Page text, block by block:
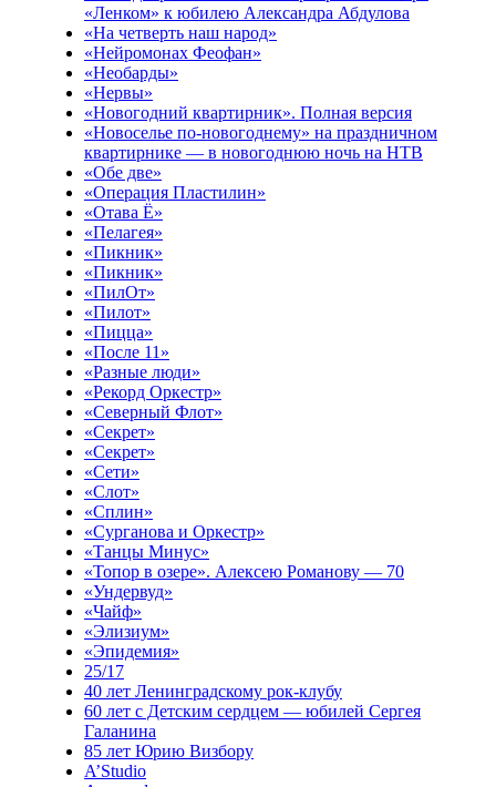
«Ленком» к юбилею Александра Абдулова
«На четверть наш народ»
«Нейромонах Феофан»
«Необарды»
«Нервы»
«Новогодний квартирник». Полная версия
«Новоселье по-новогоднему» на праздничном
квартирнике — в новогоднюю ночь на НТВ
«Обе две»
«Операция Пластилин»
«Отава Ё»
«Пелагея»
«Пикник»
«Пикник»
«ПилОт»
«Пилот»
«Пицца»
«После 11»
«Разные люди»
«Рекорд Оркестр»
«Северный Флот»
«Секрет»
«Секрет»
«Сети»
«Слот»
«Сплин»
«Сурганова и Оркестр»
«Танцы Минус»
«Топор в озере». Алексею Романову — 70
«Ундервуд»
«Чайф»
«Элизиум»
«Эпидемия»
25/17
40 лет Ленинградскому рок-клубу
60 лет с Детским сердцем — юбилей Сергея
Галанина
85 лет Юрию Визбору
A’Studio